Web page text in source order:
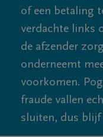
of een betaling
verdachte links
de afzender
onderneemt
voorkomen.
fraude vallen
sluiten, dus blijf